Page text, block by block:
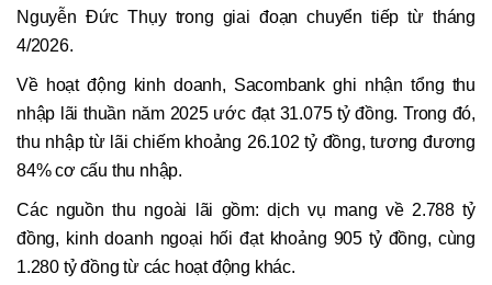
Nguyễn Đức Thụy trong giai đoạn chuyển tiếp từ tháng
4/2026.
Về hoạt động kinh doanh, Sacombank ghi nhận tổng thu
nhập lãi thuần năm 2025 ước đạt 31.075 tỷ đồng. Trong đó,
thu nhập từ lãi chiếm khoảng 26.102 tỷ đồng, tương đương
84% cơ cấu thu nhập.
Các nguồn thu ngoài lãi gồm: dịch vụ mang về 2.788 tỷ
đồng, kinh doanh ngoại hối đạt khoảng 905 tỷ đồng, cùng
1.280 tỷ đồng từ các hoạt động khác.